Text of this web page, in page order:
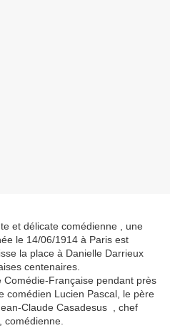
et délicate comédienne , une
le 14/06/1914 à Paris est
la place à Danielle Darrieux
centenaires.
Française pendant près
Lucien Pascal, le père
Claude Casadesus , chef